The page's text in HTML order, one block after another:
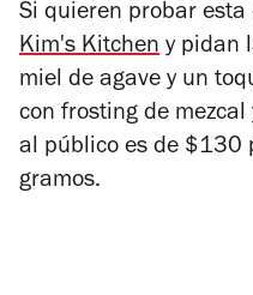
Si quieren probar
Kim's Kitchen y pidan
miel de agave y un
con frosting de
al público es de $130
gramos.